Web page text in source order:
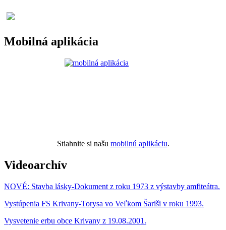
Mobilná aplikácia
Stiahnite si našu mobilnú aplikáciu.
Videoarchív
NOVÉ: Stavba lásky-Dokument z roku 1973 z výstavby amfiteátra.
Vystúpenia FS Krivany-Torysa vo Veľkom Šariši v roku 1993.
Vysvetenie erbu obce Krivany z 19.08.2001.